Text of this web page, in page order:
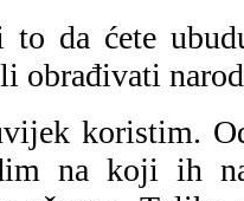
da ćete
obrađivati
koristim.
na koji ih